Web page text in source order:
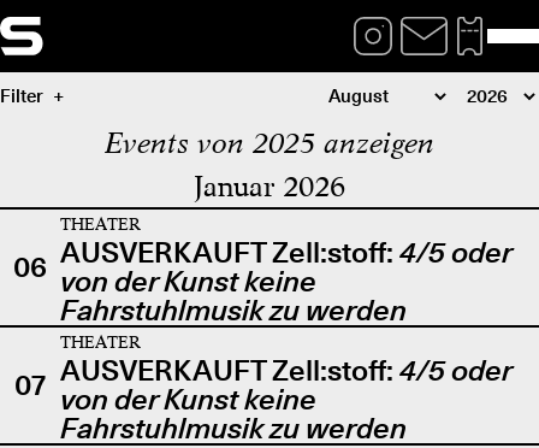
Filter
Events von 2025 anzeigen
Januar 2026
06
THEATER
AUSVERKAUFT Zell:stoff: 4/5 oder
von der Kunst keine
Fahrstuhlmusik zu werden
07
THEATER
AUSVERKAUFT Zell:stoff: 4/5 oder
von der Kunst keine
Fahrstuhlmusik zu werden